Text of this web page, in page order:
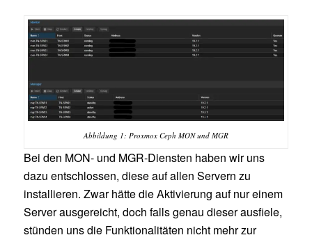
Abbildung 1: Proxmox Ceph MON und MGR
Bei den MON- und MGR-Diensten haben wir uns
dazu entschlossen, diese auf allen Servern zu
installieren. Zwar hätte die Aktivierung auf nur einem
Server ausgereicht, doch falls genau dieser ausfiele,
stünden uns die Funktionalitäten nicht mehr zur